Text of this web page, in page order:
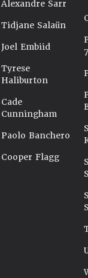
Alexandre Sarr
Tidjane Salaün
Joel Embiid
Tyrese
Haliburton
Cade
Cunningham
Paolo Banchero
Cooper Flagg